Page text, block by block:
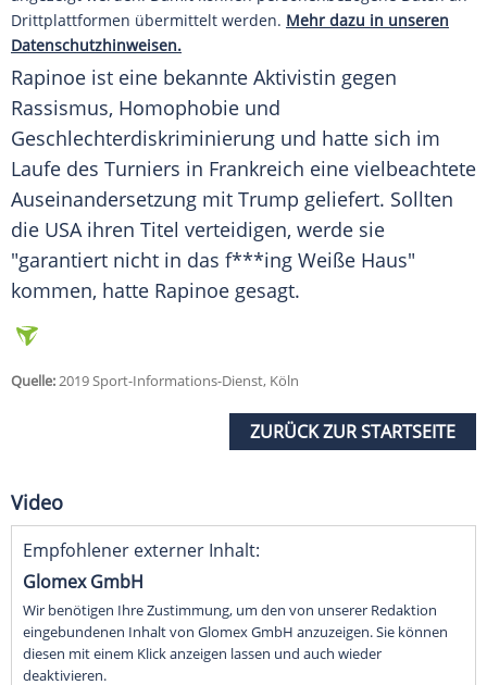
Drittplattformen übermittelt werden. Mehr dazu in unseren
Datenschutzhinweisen.
Rapinoe ist eine bekannte Aktivistin gegen
Rassismus, Homophobie und
Geschlechterdiskriminierung und hatte sich im
Laufe des Turniers in Frankreich eine vielbeachtete
Auseinandersetzung mit Trump geliefert. Sollten
die USA ihren Titel verteidigen, werde sie
"garantiert nicht in das f***ing Weiße Haus"
kommen, hatte Rapinoe gesagt.
Quelle:2019 Sport-Informations-Dienst, Köln
ZURÜCK ZUR STARTSEITE
Video
Empfohlener externer Inhalt:
Glomex GmbH
Wir benötigen Ihre Zustimmung, um den von unserer Redaktion
eingebundenen Inhalt von Glomex GmbH anzuzeigen. Sie können
diesen mit einem Klick anzeigen lassen und auch wieder
deaktivieren.